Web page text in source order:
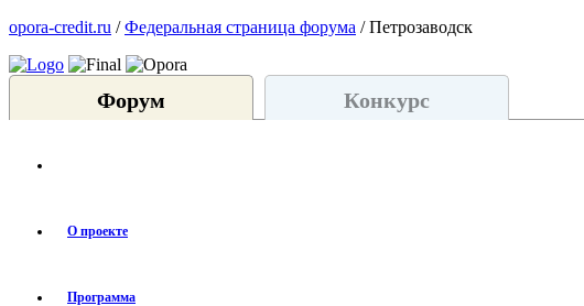
opora-credit.ru /Федеральная страница форума / Петрозаводск
Форум Конкурс
О проекте
Программа